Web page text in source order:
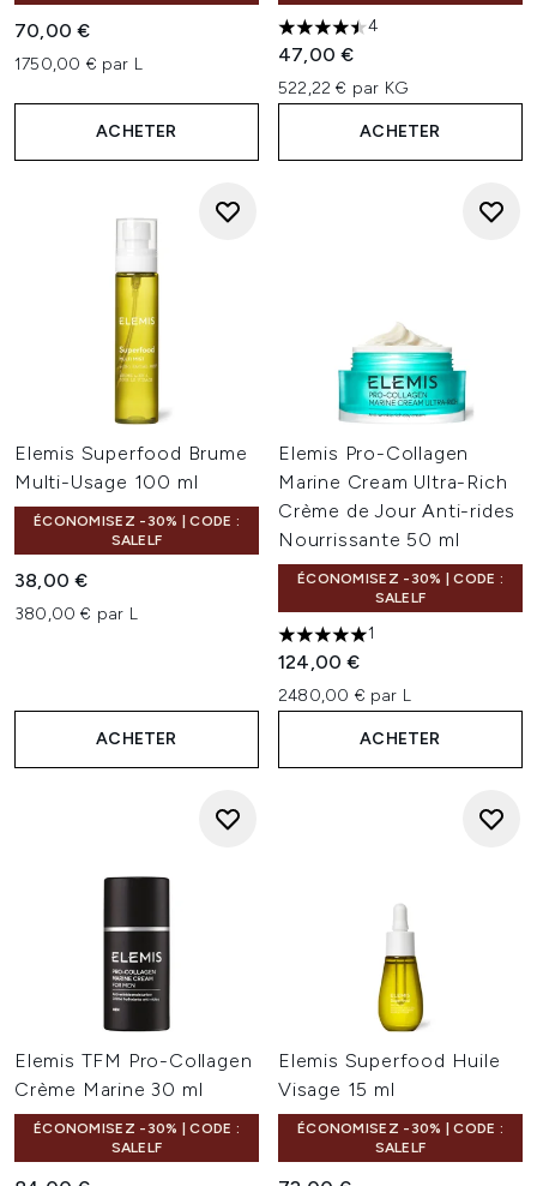
70,00 €
1750,00 € par L
ACHETER
4.5 étoiles sur un maximum
4
47,00 €
522,22 € par KG
ACHETER
Elemis Superfood Brume
Multi-Usage 100 ml
ÉCONOMISEZ -30% | CODE :
SALELF
38,00 €
380,00 € par L
ACHETER
Elemis Pro-Collagen
Marine Cream Ultra-Rich
Crème de Jour Anti-rides
Nourrissante 50 ml
ÉCONOMISEZ -30% | CODE :
SALELF
5 étoiles sur un maximum de
1
124,00 €
2480,00 € par L
ACHETER
Elemis TFM Pro-Collagen
Crème Marine 30 ml
ÉCONOMISEZ -30% | CODE :
SALELF
Elemis Superfood Huile
Visage 15 ml
ÉCONOMISEZ -30% | CODE :
SALELF